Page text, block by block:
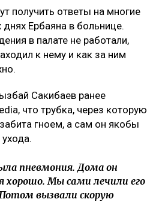
получить ответы на многие
Ербаяна в больнице.
в палате не работали,
к нему и как за ним
Сакибаев ранее
что трубка, через которую
гноем, а сам он якобы
пневмония. Дома он
хорошо. Мы сами лечили его
вызвали скорую